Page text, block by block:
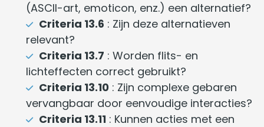
(ASCII-art, emoticon, enz.) een alternatief?
Criteria 13.6 : Zijn deze alternatieven
relevant?
Criteria 13.7 : Worden flits- en
lichteffecten correct gebruikt?
Criteria 13.10 : Zijn complexe gebaren
vervangbaar door eenvoudige interacties?
Criteria 13.11 : Kunnen acties met een